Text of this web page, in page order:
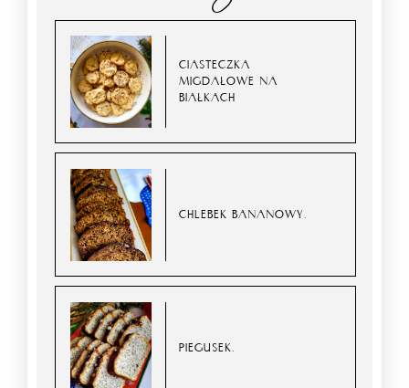
CIASTECZKA
MIGDAŁOWE NA
BIAŁKACH
CHLEBEK BANANOWY.
PIEGUSEK.